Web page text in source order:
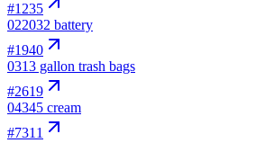
#1235
022032 battery
#1940
0313 gallon trash bags
#2619
04345 cream
#7311